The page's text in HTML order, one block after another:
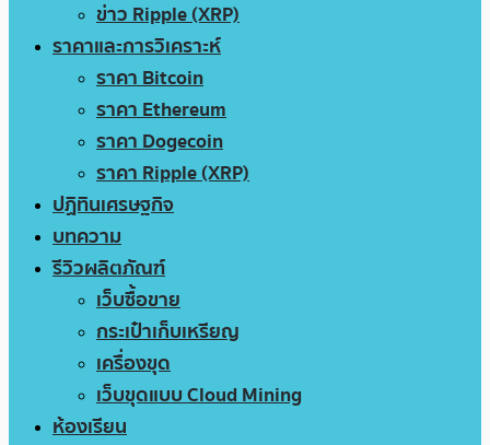
ข่าว Ripple (XRP)
ราคาและการวิเคราะห์
ราคา Bitcoin
ราคา Ethereum
ราคา Dogecoin
ราคา Ripple (XRP)
ปฏิทินเศรษฐกิจ
บทความ
รีวิวผลิตภัณฑ์
เว็บซื้อขาย
กระเป๋าเก็บเหรียญ
เครื่องขุด
เว็บขุดแบบ Cloud Mining
ห้องเรียน